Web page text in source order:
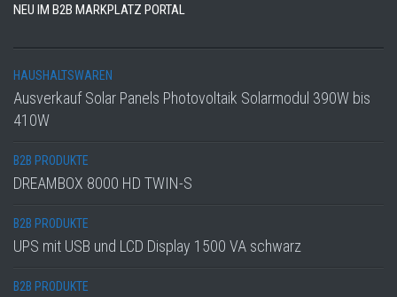
NEU IM B2B MARKPLATZ PORTAL
HAUSHALTSWAREN
Ausverkauf Solar Panels Photovoltaik Solarmodul 390W bis
410W
B2B PRODUKTE
DREAMBOX 8000 HD TWIN-S
B2B PRODUKTE
UPS mit USB und LCD Display 1500 VA schwarz
B2B PRODUKTE